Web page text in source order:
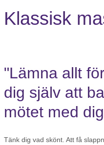
Klassisk
"Lämna allt
dig själv att
mötet med
Tänk dig vad skönt. Att få